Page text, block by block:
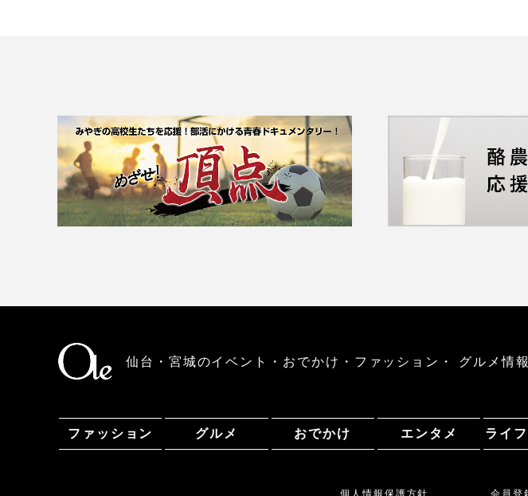
仙台・宮城のイベント・おでかけ・ファッション・ グルメ情
ファッション グルメ おでかけ エンタメ ライ
個人情報保護方針 会員登